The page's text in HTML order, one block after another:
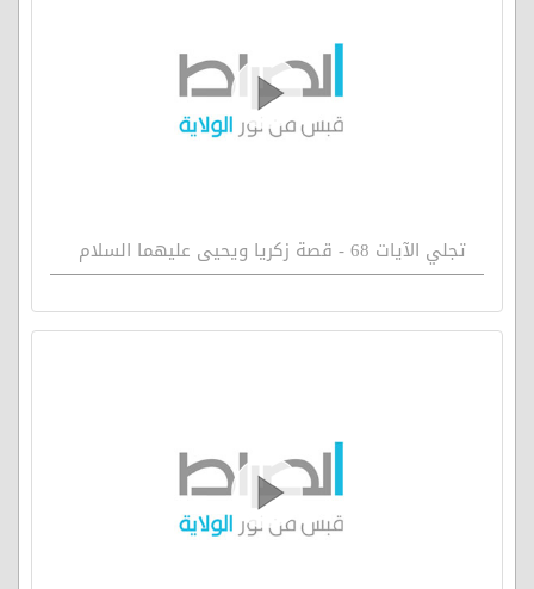
تجلي الآيات 68 - قصة زكريا ويحيى عليهما السلام